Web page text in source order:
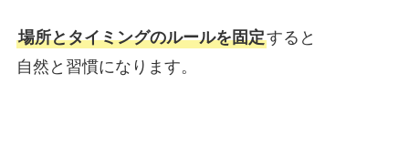
場所とタイミングのルールを固定すると
自然と習慣になります。